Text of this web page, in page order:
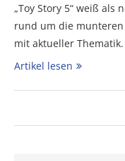
„Toy Story 5“ weiß als
rund um die
mit aktueller Thematik.
Artikel lesen